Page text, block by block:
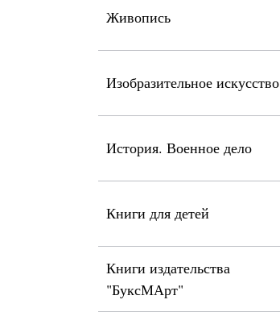
Живопись
Изобразительное искусство
История. Военное дело
Книги для детей
Книги издательства
"БуксМАрт"